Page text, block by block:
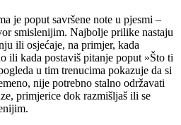
je poput savršene note u pjesmi –
smislenijim. Najbolje prilike nastaju
ili osjećaje, na primjer, kada
ili kada postaviš pitanje poput »Što ti
u tim trenucima pokazuje da si
nije potrebno stalno održavati
primjerice dok razmišljaš ili se